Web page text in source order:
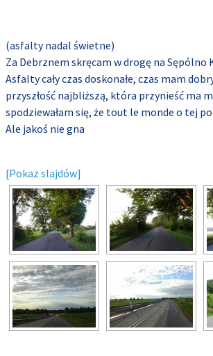
(asfalty nadal świetne)
Za Debrznem skręcam w drogę na Sępólno
Asfalty cały czas doskonałe, czas mam
przyszłość najbliższą, która przynieść ma
spodziewałam się, że tout le monde o tej
Ale jakoś nie gna
[Pokaz slajdów]